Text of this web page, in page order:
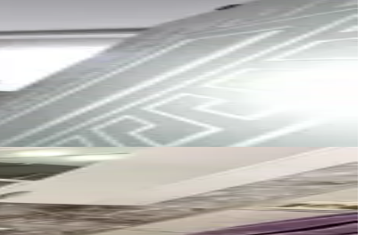
Mega emlakMelis Budak
ÜZMEZ GAYRİMENKUL & İNŞAATYüksel Üzmez